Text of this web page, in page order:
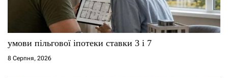
умови пільгової іпотеки ставки 3 і 7
8 Серпня, 2026